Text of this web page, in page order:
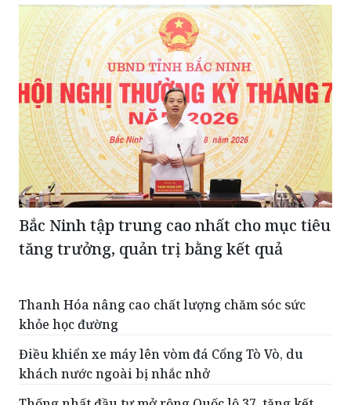
Bắc Ninh tập trung cao nhất cho mục tiêu
tăng trưởng, quản trị bằng kết quả
Thanh Hóa nâng cao chất lượng chăm sóc sức
khỏe học đường
Điều khiển xe máy lên vòm đá Cổng Tò Vò, du
khách nước ngoài bị nhắc nhở